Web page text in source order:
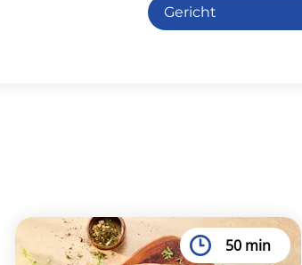
Gericht
50 min